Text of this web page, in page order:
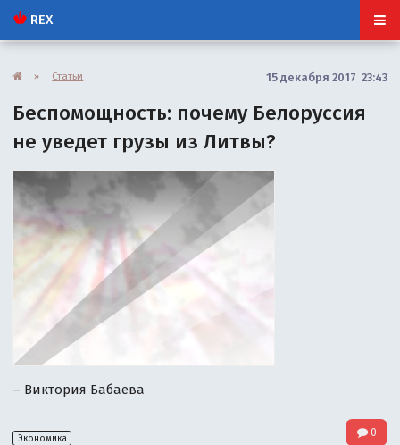
REX
» Статьи 15 декабря 2017 23:43
Беспомощность: почему Белоруссия
не уведет грузы из Литвы?
– Виктория Бабаева
Экономика 0